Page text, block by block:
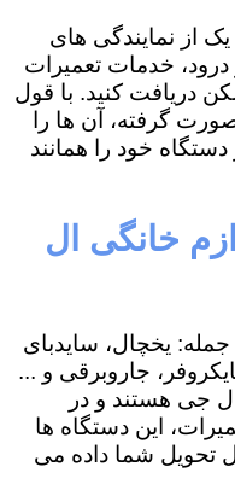
از نمایندگی های
خدمات تعمیرات
دریافت کنید. با قول
گرفته، آن ها را
خود را همانند
خانگی ال
یخچال، سایدبای
جاروبرقی و ...
جی هستند و در
این دستگاه ها
تحویل شما داده می